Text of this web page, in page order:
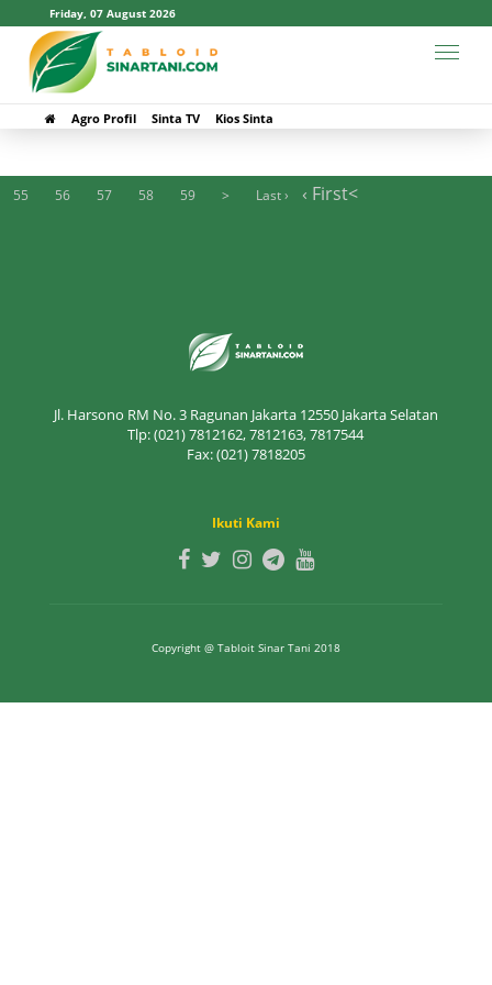
Friday, 07 August 2026
Agro Profil Sinta TV Kios Sinta
#Singkong
‹ First<
55 56 57 58 59 > Last ›
Jl. Harsono RM No. 3 Ragunan Jakarta 12550 Jakarta Selatan
Tlp: (021) 7812162, 7812163, 7817544
Fax: (021) 7818205
Ikuti Kami
Copyright @ Tabloit Sinar Tani 2018